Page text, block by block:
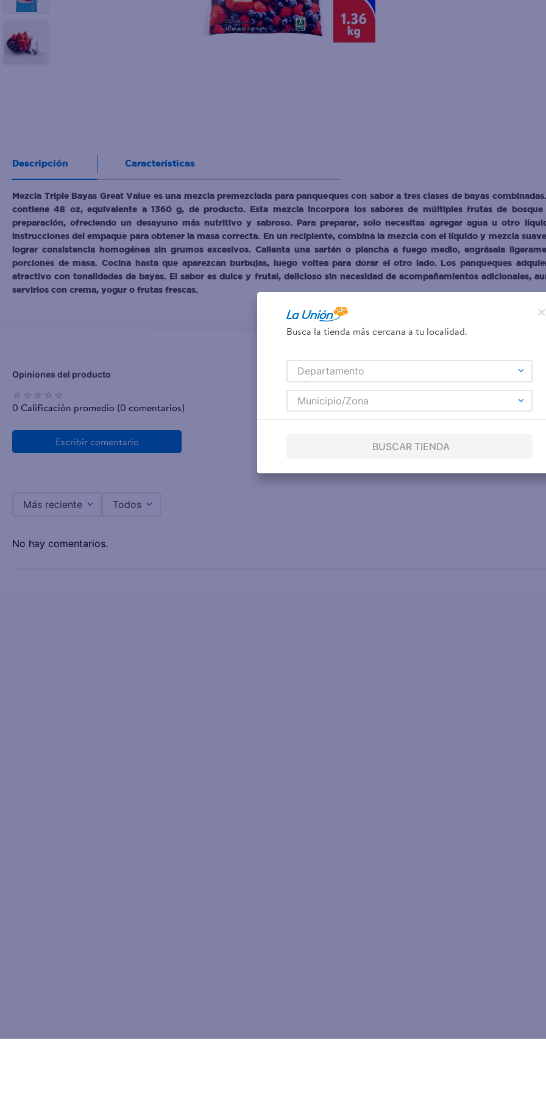
Descripción Características
Mezcla Triple Bayas Great Value es una mezcla premezclada para panqueques con sabor a tres clases de bayas
contiene 48 oz, equivalente a 1360 g, de producto. Esta mezcla incorpora los sabores de múltiples frutas de
preparación, ofreciendo un desayuno más nutritivo y sabroso. Para preparar, solo necesitas agregar agua u otro
instrucciones del empaque para obtener la masa correcta. En un recipiente, combina la mezcla con el líquido y mezcla
lograr consistencia homogénea sin grumos excesivos. Calienta una sartén o plancha a fuego medio, engrásala
porciones de masa. Cocina hasta que aparezcan burbujas, luego voltea para dorar el otro lado. Los panqueques
atractivo con tonalidades de bayas. El sabor es dulce y frutal, delicioso sin necesidad de acompañamientos adicionales,
servirlos con crema, yogur o frutas frescas.
☆ ☆ ☆ ☆ ☆
0 Calificación promedio (0 comentarios)
Más reciente Todos
No hay comentarios.
Busca la tienda más cercana a tu localidad.
Departamento
Municipio/Zona
BUSCAR TIENDA
10. eucerin